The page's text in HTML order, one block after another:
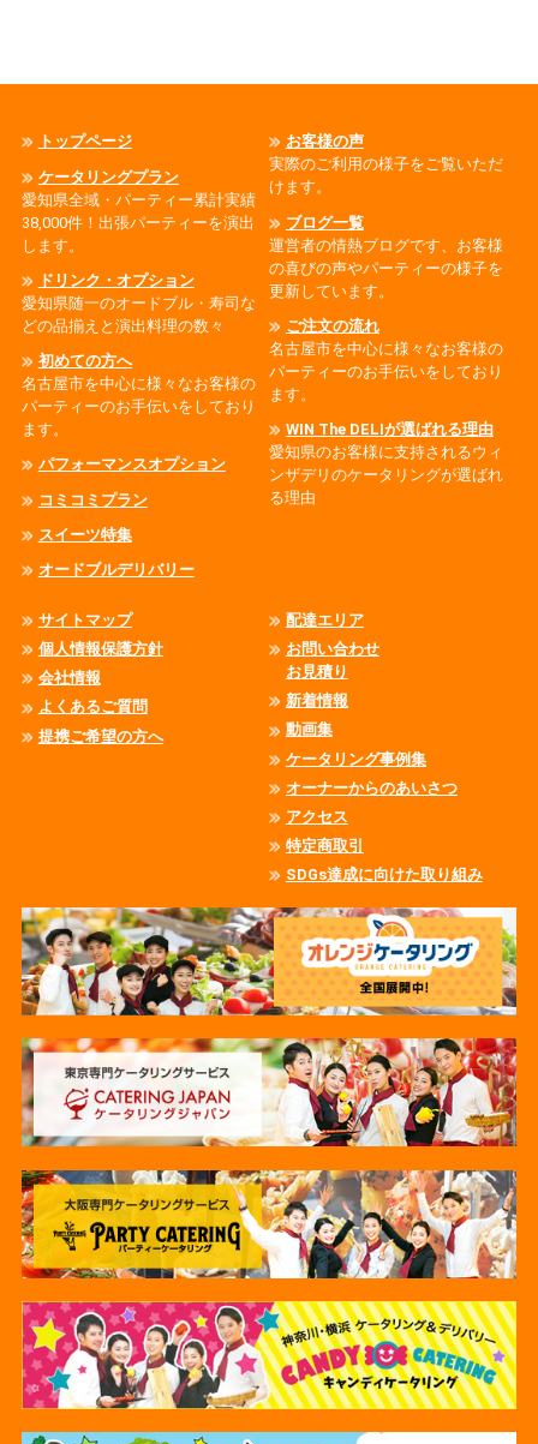
トップページ
ケータリングプラン
愛知県全域・パーティー累計実績
38,000件！出張パーティーを演出
します。
ドリンク・オプション
愛知県随一のオードブル・寿司な
どの品揃えと演出料理の数々
初めての方へ
名古屋市を中心に様々なお客様の
パーティーのお手伝いをしており
ます。
パフォーマンスオプション
コミコミプラン
スイーツ特集
オードブルデリバリー
お客様の声
実際のご利用の様子をご覧いただ
けます。
ブログ一覧
運営者の情熱ブログです、お客様
の喜びの声やパーティーの様子を
更新しています。
ご注文の流れ
名古屋市を中心に様々なお客様の
パーティーのお手伝いをしており
ます。
WIN The DELIが選ばれる理由
愛知県のお客様に支持されるウィ
ンザデリのケータリングが選ばれ
る理由
サイトマップ
個人情報保護方針
会社情報
よくあるご質問
提携ご希望の方へ
配達エリア
お問い合わせ
お見積り
新着情報
動画集
ケータリング事例集
オーナーからのあいさつ
アクセス
特定商取引
SDGs達成に向けた取り組み